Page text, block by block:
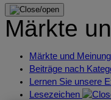
Märkte
Märkte und
Beiträge nach
Lernen Sie unsere
Lesezeichen